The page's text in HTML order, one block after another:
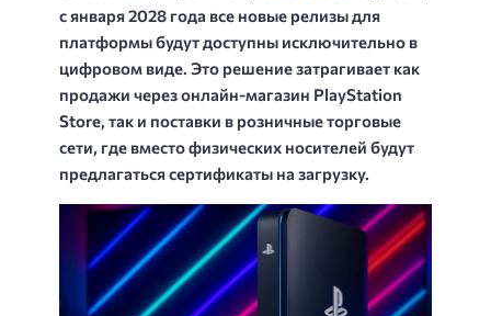
с января 2028 года все новые релизы для
платформы будут доступны исключительно в
цифровом виде. Это решение затрагивает как
продажи через онлайн-магазин PlayStation
Store, так и поставки в розничные торговые
сети, где вместо физических носителей будут
предлагаться сертификаты на загрузку.